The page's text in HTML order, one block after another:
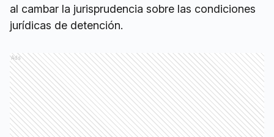
al cambar la jurisprudencia sobre las condiciones
jurídicas de detención.
Ads